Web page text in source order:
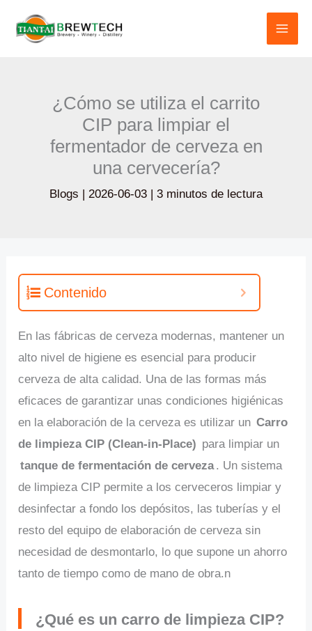
¿Cómo se utiliza el carrito
CIP para limpiar el
fermentador de cerveza en
una cervecería?
Blogs | 2026-06-03 | 3 minutos de lectura
Contenido
En las fábricas de cerveza modernas, mantener un
alto nivel de higiene es esencial para producir
cerveza de alta calidad. Una de las formas más
eficaces de garantizar unas condiciones higiénicas
en la elaboración de la cerveza es utilizar un Carro
de limpieza CIP (Clean-in-Place) para limpiar un
tanque de fermentación de cerveza . Un sistema
de limpieza CIP permite a los cerveceros limpiar y
desinfectar a fondo los depósitos, las tuberías y el
resto del equipo de elaboración de cerveza sin
necesidad de desmontarlo, lo que supone un ahorro
tanto de tiempo como de mano de obra.n
¿Qué es un carro de limpieza CIP?